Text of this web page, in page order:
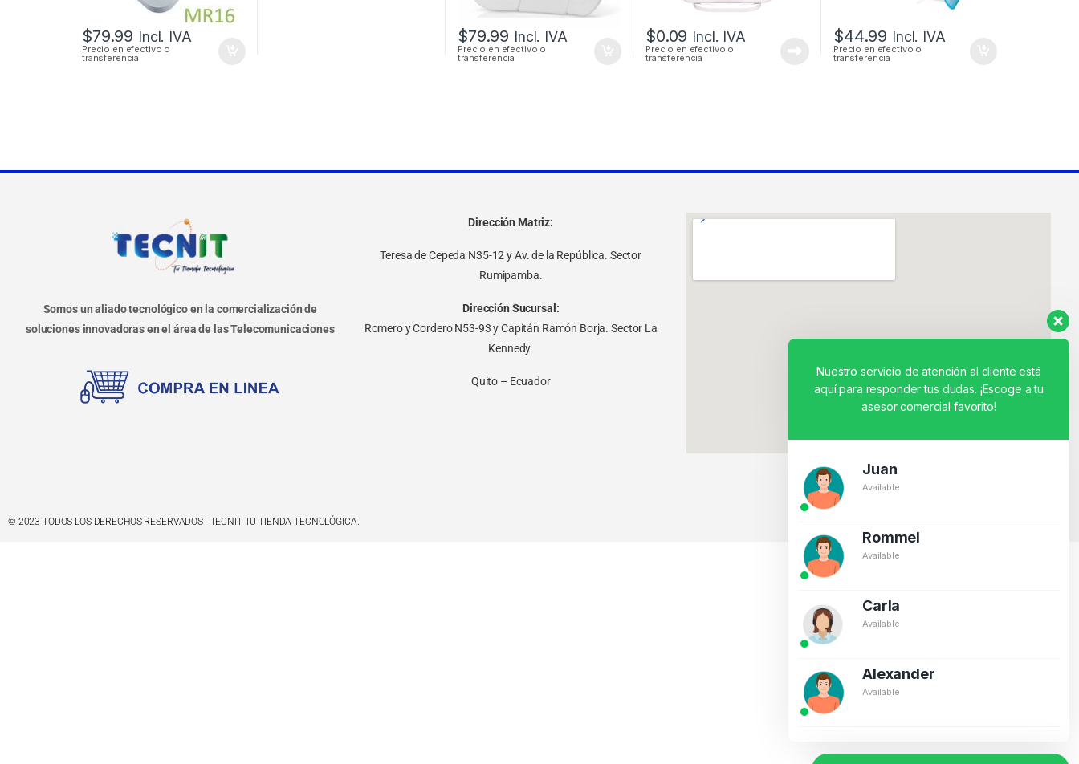
$79.99 Incl. IVA
Precio en efectivo o
transferencia
$79.99 Incl. IVA
Precio en efectivo o
transferencia
$0.09 Incl. IVA
Precio en efectivo o
transferencia
$44.99 Incl. IVA
Precio en efectivo o
transferencia
Somos un aliado tecnológico en la comercialización de
soluciones innovadoras en el área de las Telecomunicaciones
Dirección Matriz:
Teresa de Cepeda N35-12 y Av. de la República. Sector
Rumipamba.
Dirección Sucursal:
Romero y Cordero N53-93 y Capitán Ramón Borja. Sector La
Kennedy.
Quito – Ecuador
© 2023 TODOS LOS DERECHOS RESERVADOS - TECNIT TU TIENDA TECNOLÓGICA.
Nuestro servicio de atención al cliente está
aquí para responder tus dudas. ¡Escoge a tu
asesor comercial favorito!
Juan
Available
Rommel
Available
Carla
Available
Alexander
Available